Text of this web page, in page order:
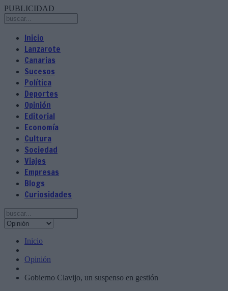
PUBLICIDAD
Inicio
Lanzarote
Canarias
Sucesos
Política
Deportes
Opinión
Editorial
Economía
Cultura
Sociedad
Viajes
Empresas
Blogs
Curiosidades
Inicio
Opinión
Gobierno Clavijo, un suspenso en gestión